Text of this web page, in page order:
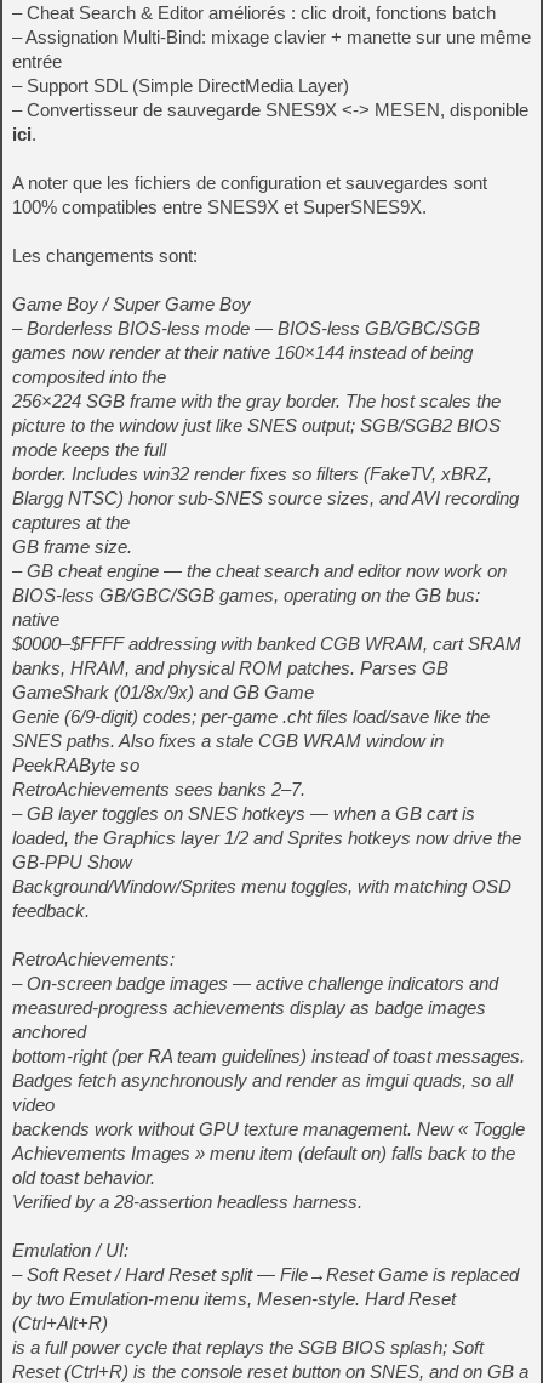
– Cheat Search & Editor améliorés : clic droit, fonctions batch
– Assignation Multi-Bind: mixage clavier + manette sur une même
entrée
– Support SDL (Simple DirectMedia Layer)
– Convertisseur de sauvegarde SNES9X <-> MESEN, disponible
ici.
A noter que les fichiers de configuration et sauvegardes sont
100% compatibles entre SNES9X et SuperSNES9X.
Les changements sont:
Game Boy / Super Game Boy
– Borderless BIOS-less mode — BIOS-less GB/GBC/SGB
games now render at their native 160×144 instead of being
composited into the
256×224 SGB frame with the gray border. The host scales the
picture to the window just like SNES output; SGB/SGB2 BIOS
mode keeps the full
border. Includes win32 render fixes so filters (FakeTV, xBRZ,
Blargg NTSC) honor sub-SNES source sizes, and AVI recording
captures at the
GB frame size.
– GB cheat engine — the cheat search and editor now work on
BIOS-less GB/GBC/SGB games, operating on the GB bus:
native
$0000–$FFFF addressing with banked CGB WRAM, cart SRAM
banks, HRAM, and physical ROM patches. Parses GB
GameShark (01/8x/9x) and GB Game
Genie (6/9-digit) codes; per-game .cht files load/save like the
SNES paths. Also fixes a stale CGB WRAM window in
PeekRAByte so
RetroAchievements sees banks 2–7.
– GB layer toggles on SNES hotkeys — when a GB cart is
loaded, the Graphics layer 1/2 and Sprites hotkeys now drive the
GB-PPU Show
Background/Window/Sprites menu toggles, with matching OSD
feedback.
RetroAchievements:
– On-screen badge images — active challenge indicators and
measured-progress achievements display as badge images
anchored
bottom-right (per RA team guidelines) instead of toast messages.
Badges fetch asynchronously and render as imgui quads, so all
video
backends work without GPU texture management. New « Toggle
Achievements Images » menu item (default on) falls back to the
old toast behavior.
Verified by a 28-assertion headless harness.
Emulation / UI:
– Soft Reset / Hard Reset split — File→Reset Game is replaced
by two Emulation-menu items, Mesen-style. Hard Reset
(Ctrl+Alt+R)
is a full power cycle that replays the SGB BIOS splash; Soft
Reset (Ctrl+R) is the console reset button on SNES, and on GB a